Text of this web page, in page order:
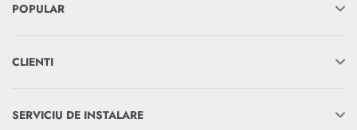
POPULAR
CLIENTI
SERVICIU DE INSTALARE